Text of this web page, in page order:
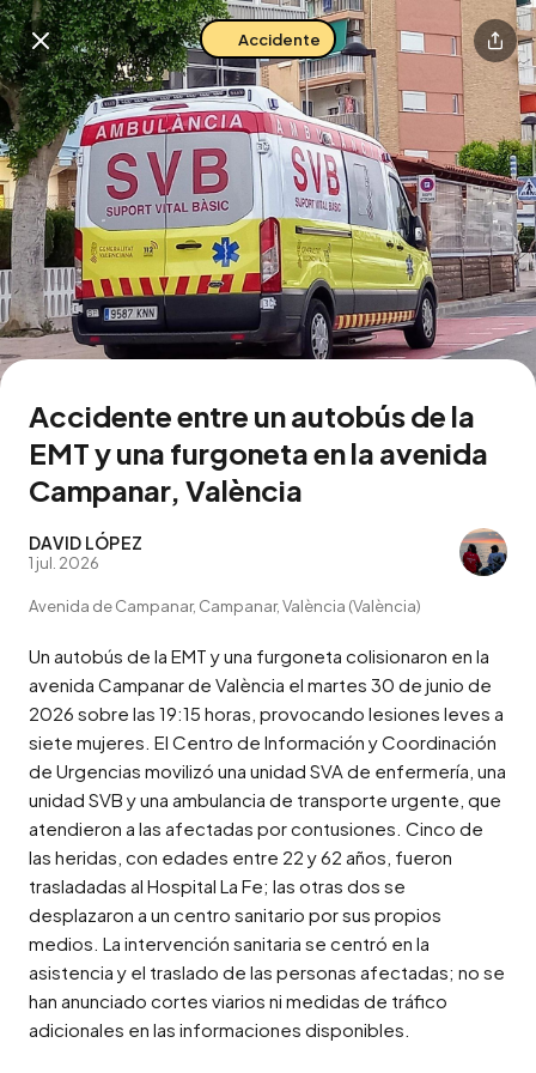
Descarga la app
Buscar en esta zona
Accidente
Accidente entre un autobús de la
EMT y una furgoneta en la avenida
Campanar, València
DAVID LÓPEZ
1 jul. 2026
Avenida de Campanar, Campanar, València (València)
Un autobús de la EMT y una furgoneta colisionaron en la
avenida Campanar de València el martes 30 de junio de
2026 sobre las 19:15 horas, provocando lesiones leves a
siete mujeres. El Centro de Información y Coordinación
de Urgencias movilizó una unidad SVA de enfermería, una
unidad SVB y una ambulancia de transporte urgente, que
atendieron a las afectadas por contusiones. Cinco de
las heridas, con edades entre 22 y 62 años, fueron
trasladadas al Hospital La Fe; las otras dos se
desplazaron a un centro sanitario por sus propios
medios. La intervención sanitaria se centró en la
asistencia y el traslado de las personas afectadas; no se
han anunciado cortes viarios ni medidas de tráfico
adicionales en las informaciones disponibles.